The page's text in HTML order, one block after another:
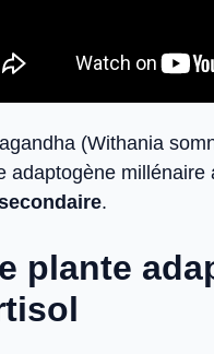
(Withania
adaptogène millénaire
.
plante